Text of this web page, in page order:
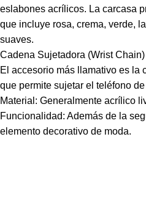
eslabones acrílicos. La carcasa
que incluye rosa, crema, verde,
suaves.
Cadena Sujetadora (Wrist Chain)
El accesorio más llamativo es la
que permite sujetar el teléfono
Material: Generalmente acrílico
Funcionalidad: Además de la
elemento decorativo de moda.